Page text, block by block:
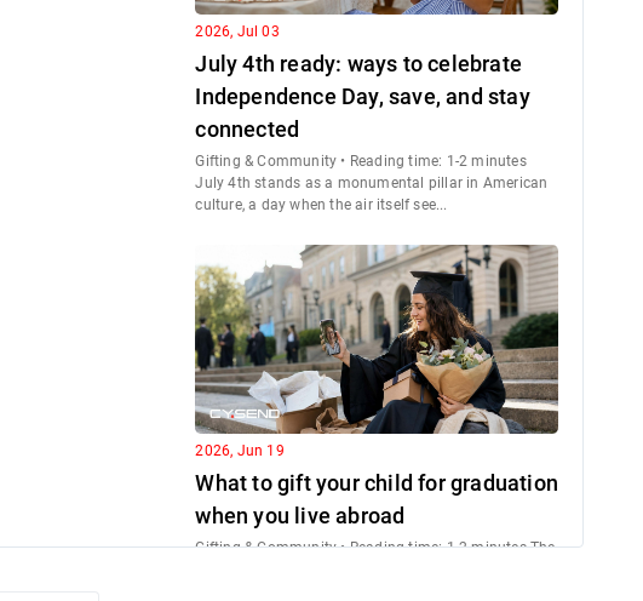
2026, Jul 03
July 4th ready: ways to celebrate
Independence Day, save, and stay
connected
Gifting & Community • Reading time: 1-2 minutes
July 4th stands as a monumental pillar in American
culture, a day when the air itself see...
2026, Jun 19
What to gift your child for graduation
when you live abroad
Gifting & Community • Reading time: 1-2 minutes The